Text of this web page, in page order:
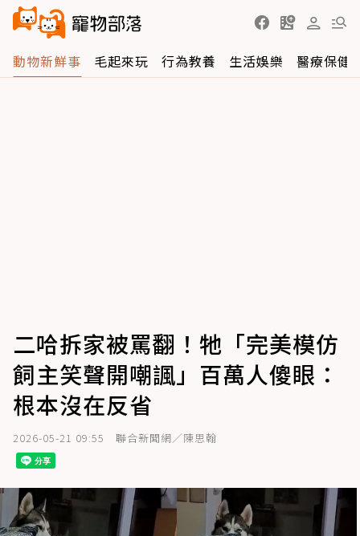
動物新鮮事 毛起來玩 行為教養 生活娛樂 醫療保健
二哈拆家被罵翻！牠「完美模仿
飼主笑聲開嘲諷」百萬人傻眼：
根本沒在反省
2026-05-21 09:55 聯合新聞網／陳思翰